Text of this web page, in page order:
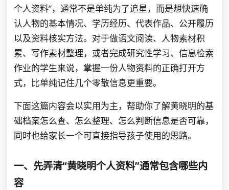
个人资料”，通常不是单纯为了追星，而是想快速确
认人物的基本情况、学历经历、代表作品、公开履历
以及资料核实方法。对于做语文阅读、人物素材积
累、写作素材整理，或者完成研究性学习、信息检索
作业的学生来说，掌握一份人物资料的正确打开方
式，比单纯记住几个零散信息更重要。
下面这篇内容会以实用为主，帮助你了解黄晓明的基
础档案怎么查、怎么整理、怎么判断信息是否可靠，
同时也给家长一个可直接指导孩子使用的思路。
一、先弄清“黄晓明个人资料”通常包含哪些内
容